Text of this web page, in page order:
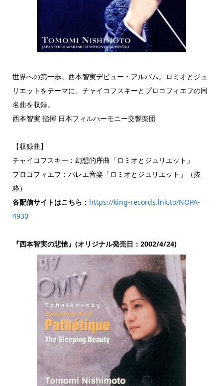
世界への第一歩。西本智実デビュー・アルバム。ロミオとジュ
リエットをテーマに、チャイコフスキーとプロコフィエフの同
名曲を収録。
西本智実 指揮 日本フィルハーモニー交響楽団
【収録曲】
チャイコフスキー：幻想的序曲「ロミオとジュリエット」
プロコフィエフ：バレエ音楽「ロミオとジュリエット」（抜
粋）
各配信サイトはこちら： https://king-records.lnk.to/NOPA-
4930
『西本智実の悲愴』(オリジナル発売日：2002/4/24)